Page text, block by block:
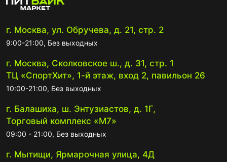
г. Москва, ул. Обручева, д. 21, стр. 2
9:00-21:00, Без выходных
г. Москва, Сколковское ш., д. 31, стр. 1
ТЦ «СпортХит», 1-й этаж, вход 2, павильон 26
10:00-21:00, Без выходных
г. Балашиха, ш. Энтузиастов, д. 1Г,
Торговый комплекс «М7»
09:00 - 21:00, Без выходных
г. Мытищи, Ярмарочная улица, 4Д